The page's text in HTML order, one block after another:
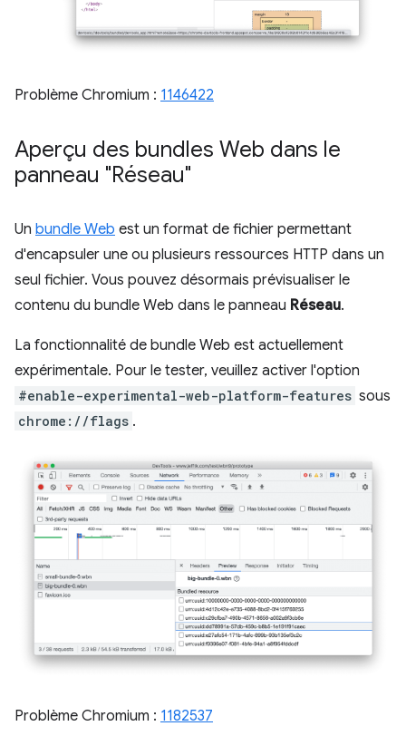
Problème Chromium : 1146422
Aperçu des bundles Web dans le
panneau "Réseau"
Un bundle Web est un format de fichier permettant
d'encapsuler une ou plusieurs ressources HTTP dans un
seul fichier. Vous pouvez désormais prévisualiser le
contenu du bundle Web dans le panneau Réseau.
La fonctionnalité de bundle Web est actuellement
expérimentale. Pour le tester, veuillez activer l'option
#enable-experimental-web-platform-features sous
chrome://flags .
Problème Chromium : 1182537